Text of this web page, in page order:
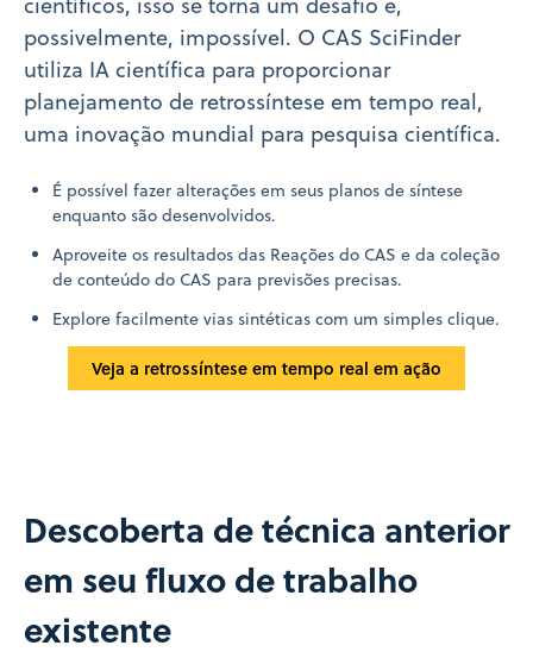
possivelmente, impossível. O CAS SciFinder
utiliza IA científica para proporcionar
planejamento de retrossíntese em tempo real,
uma inovação mundial para pesquisa científica.
É possível fazer alterações em seus planos de síntese
enquanto são desenvolvidos.
Aproveite os resultados das Reações do CAS e da coleção
de conteúdo do CAS para previsões precisas.
Explore facilmente vias sintéticas com um simples clique.
Veja a retrossíntese em tempo real em ação
Descoberta de técnica anterior
em seu fluxo de trabalho
existente